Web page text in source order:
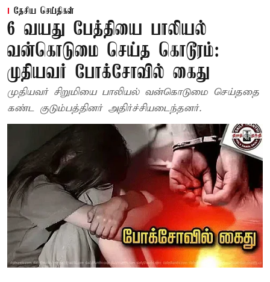
தேசிய செய்திகள்
6 வயது பேத்தியை பாலியல்
வன்கொடுமை செய்த கொடூரம்:
முதியவர் போக்சோவில் கைது
முதியவர் சிறுமியை பாலியல் வன்கொடுமை செய்ததை
கண்ட குடும்பத்தினர் அதிர்ச்சியடைந்தனர்.